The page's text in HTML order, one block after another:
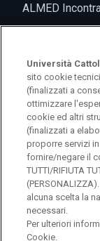
ALMED
logo UC
© Università
Gemelli 1,
Università
sito cookie
(finalizzati a
ottimizzare
cookie ed altri
(finalizzati a
proporre servizi
fornire/negare il
TUTTI/RIFIUTA
alcuna scelta la
necessari.
Per ulteriori
Cookie.